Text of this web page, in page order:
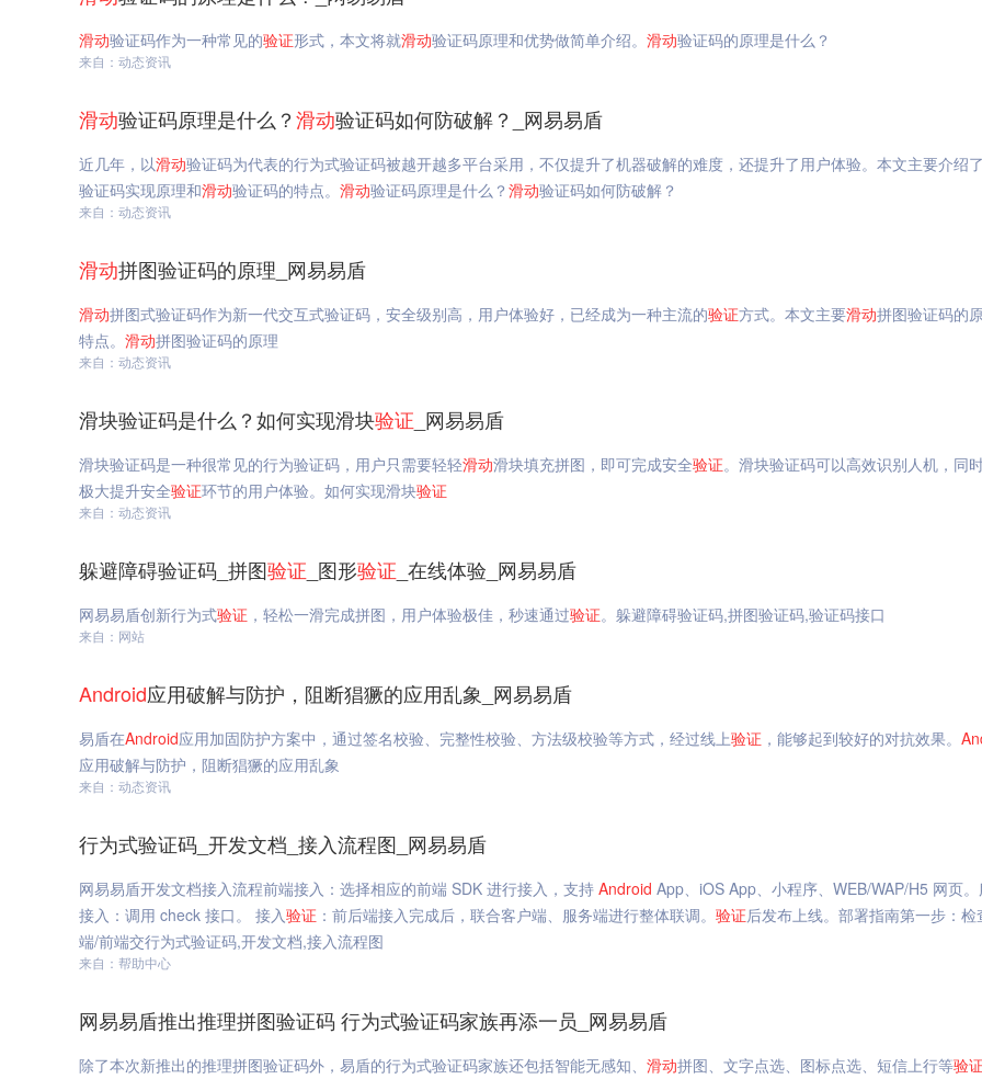
滑动验证码作为一种常见的验证形式，本文将就滑动验证码原理和优势做简单介绍。 滑动验证码的原理是什么？
来自：动态资讯
滑动验证码原理是什么？滑动验证码如何防破解？_网易易盾
近几年，以滑动验证码为代表的行为式验证码被越开越多平台采用，不仅提升了机器破解的难度，还提升了用户体验。本文主要介绍了
验证码实现原理和滑动验证码的特点。 滑动验证码原理是什么？ 滑动验证码如何防破解？
来自：动态资讯
滑动拼图验证码的原理_网易易盾
滑动拼图式验证码作为新一代交互式验证码，安全级别高，用户体验好，已经成为一种主流的验证方式。本文主要滑动拼图验证码的
特点。 滑动拼图验证码的原理
来自：动态资讯
滑块验证码是什么？如何实现滑块验证 _网易易盾
滑块验证码是一种很常见的行为验证码，用户只需要轻轻滑动滑块填充拼图，即可完成安全验证。滑块验证码可以高效识别人机，同
极大提升安全验证环节的用户体验。如何实现滑块验证
来自：动态资讯
躲避障碍验证码_拼图验证 _图形验证 _在线体验_网易易盾
网易易盾创新行为式验证 ，轻松一滑完成拼图，用户体验极佳，秒速通过验证。躲避障碍验证码,拼图验证码,验证码接口
来自：网站
Android应用破解与防护，阻断猖獗的应用乱象_网易易盾
易盾在Android应用加固防护方案中，通过签名校验、完整性校验、方法级校验等方式，经过线上验证 ，能够起到较好的对抗效果。
应用破解与防护，阻断猖獗的应用乱象
来自：动态资讯
行为式验证码_开发文档_接入流程图_网易易盾
网易易盾开发文档接入流程前端接入：选择相应的前端 SDK 进行接入，支持 Android App、iOS App、小程序、WEB/WAP/H5 网页
接入：调用 check 接口。 接入验证 ：前后端接入完成后，联合客户端、服务端进行整体联调。 验证后发布上线。部署指南第一步：检
端/前端交行为式验证码,开发文档,接入流程图
来自：帮助中心
网易易盾推出推理拼图验证码 行为式验证码家族再添一员_网易易盾
除了本次新推出的推理拼图验证码外，易盾的行为式验证码家族还包括智能无感知、 滑动拼图、文字点选、图标点选、短信上行等验证